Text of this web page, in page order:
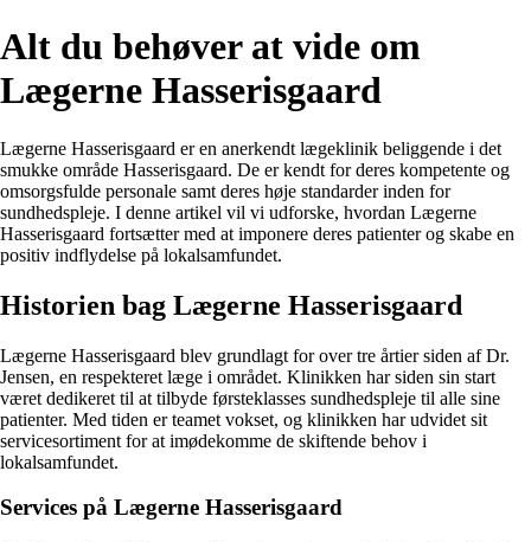
Alt du behøver at vide om
Lægerne Hasserisgaard
Lægerne Hasserisgaard er en anerkendt lægeklinik beliggende i det
smukke område Hasserisgaard. De er kendt for deres kompetente og
omsorgsfulde personale samt deres høje standarder inden for
sundhedspleje. I denne artikel vil vi udforske, hvordan Lægerne
Hasserisgaard fortsætter med at imponere deres patienter og skabe en
positiv indflydelse på lokalsamfundet.
Historien bag Lægerne Hasserisgaard
Lægerne Hasserisgaard blev grundlagt for over tre årtier siden af Dr.
Jensen, en respekteret læge i området. Klinikken har siden sin start
været dedikeret til at tilbyde førsteklasses sundhedspleje til alle sine
patienter. Med tiden er teamet vokset, og klinikken har udvidet sit
servicesortiment for at imødekomme de skiftende behov i
lokalsamfundet.
Services på Lægerne Hasserisgaard